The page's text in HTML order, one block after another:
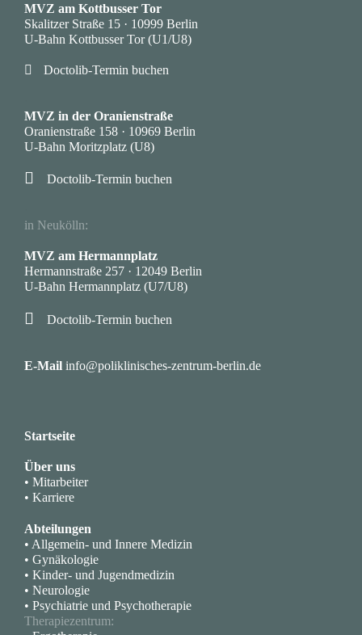
MVZ am Kottbusser Tor
Skalitzer Straße 15 · 10999 Berlin
U-Bahn Kottbusser Tor (U1/U8)
 Doctolib-Termin buchen
MVZ in der Oranienstraße
Oranienstraße 158 · 10969 Berlin
U-Bahn Moritzplatz (U8)
 Doctolib-Termin buchen
in Neukölln:
MVZ am Hermannplatz
Hermannstraße 257 · 12049 Berlin
U-Bahn Hermannplatz (U7/U8)
 Doctolib-Termin buchen
E-Mail info@poliklinisches-zentrum-berlin.de
Startseite
Über uns
• Mitarbeiter
• Karriere
Abteilungen
• Allgemein- und Innere Medizin
• Gynäkologie
• Kinder- und Jugendmedizin
• Neurologie
• Psychiatrie und Psychotherapie
Therapiezentrum: